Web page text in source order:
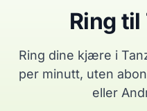
Ring til
Ring dine kjære i
per minutt, uten
eller